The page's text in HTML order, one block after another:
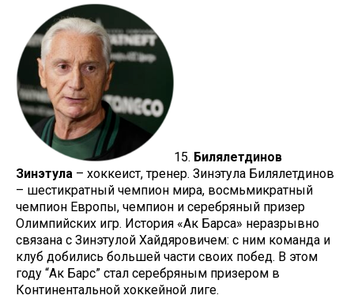
15. Билялетдинов
Зинэтула – хоккеист, тренер. Зинэтула Билялетдинов
– шестикратный чемпион мира, восмьмикратный
чемпион Европы, чемпион и серебряный призер
Олимпийских игр. История «Ак Барса» неразрывно
связана с Зинэтулой Хайдяровичем: с ним команда и
клуб добились большей части своих побед. В этом
году “Ак Барс” стал серебряным призером в
Континентальной хоккейной лиге.